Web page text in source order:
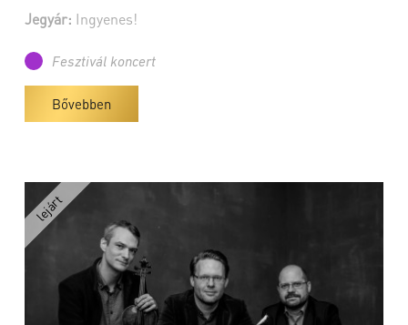
Jegyár: Ingyenes!
Fesztivál koncert
Bővebben